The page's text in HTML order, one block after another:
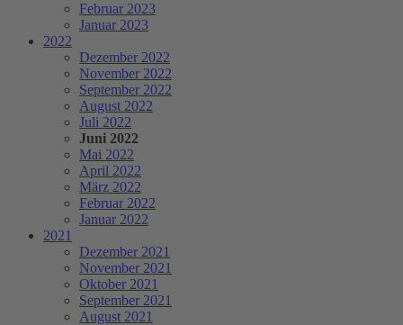
Februar 2023
Januar 2023
2022
Dezember 2022
November 2022
September 2022
August 2022
Juli 2022
Juni 2022
Mai 2022
April 2022
März 2022
Februar 2022
Januar 2022
2021
Dezember 2021
November 2021
Oktober 2021
September 2021
August 2021